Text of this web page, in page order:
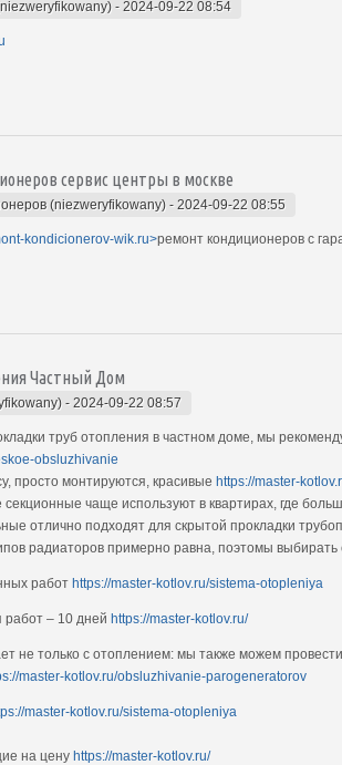
- 2024-09-22 08:54
сервис центры в москве
(niezweryfikowany) - 2024-09-22 08:55
kondicionerov-wik.ru>ремонт кондиционеров с
Частный Дом
- 2024-09-22 08:57
труб отопления в частном доме, мы
obsluzhivanie
просто монтируются, красивые https://master-
секционные чаще используют в квартирах, где
отлично подходят для скрытой прокладки
радиаторов примерно равна, поэтомы выбирать
работ https://master-kotlov.ru/sistema-otopleniya
– 10 дней https://master-kotlov.ru/
не только с отоплением: мы также можем
master-kotlov.ru/obsluzhivanie-parogeneratorov
master-kotlov.ru/sistema-otopleniya
на цену https://master-kotlov.ru/